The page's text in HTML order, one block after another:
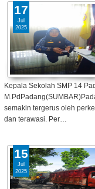
Kepala Sekolah SMP 14
semakin tergerus oleh
dan terawasi. Per…
17
Jul
2025
15
Jul
2025